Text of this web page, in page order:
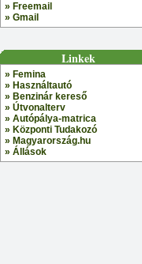
» Freemail
» Gmail
Linkek
» Femina
» Használtautó
» Benzinár kereső
» Útvonalterv
» Autópálya-matrica
» Központi Tudakozó
» Magyarország.hu
» Állások